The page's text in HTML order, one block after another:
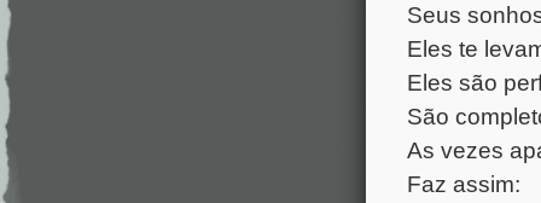
Seus
Eles te
Eles são
São
As vezes
Faz assim: